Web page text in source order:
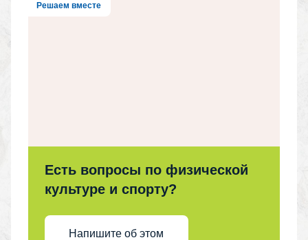
Решаем вместе
Есть вопросы по физической
культуре и спорту?
Напишите об этом